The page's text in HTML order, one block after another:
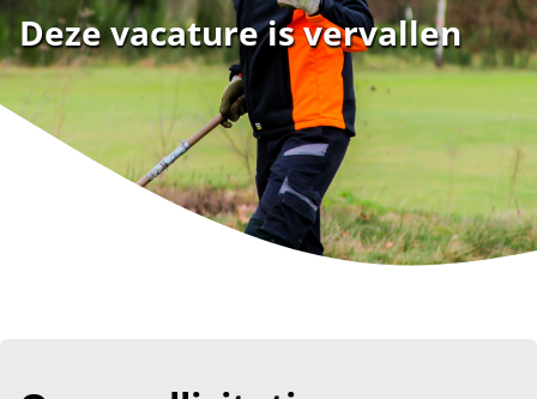
Deze vacature is vervallen